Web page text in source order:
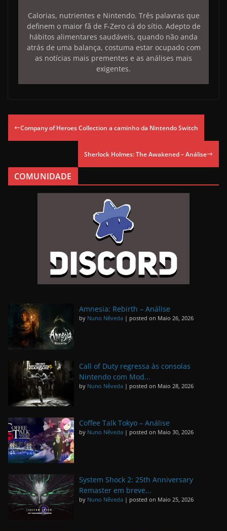
Calorias, nutrientes e Nintendo. Três palavras que
definem o maior fã de F-Zero cá do sítio. Adepto de
hábitos alimentares saudáveis, quando não anda
atrás de uma balança, costuma estar ocupado com
as notícias mais prementes e as análises mais
exigentes.
Company of Heroes Collection a caminho da Nintendo Switch
Sherlock Holmes: The Awakened – Análise
COMUNIDADE
Amnesia: Rebirth – Análise
by Nuno Nêveda | posted on Maio 26, 2026
Call of Duty regressa às consolas
Nintendo com Mod...
by Nuno Nêveda | posted on Maio 28, 2026
Coffee Talk Tokyo – Análise
by Nuno Nêveda | posted on Maio 30, 2026
System Shock 2: 25th Anniversary
Remaster em breve...
by Nuno Nêveda | posted on Maio 25, 2026